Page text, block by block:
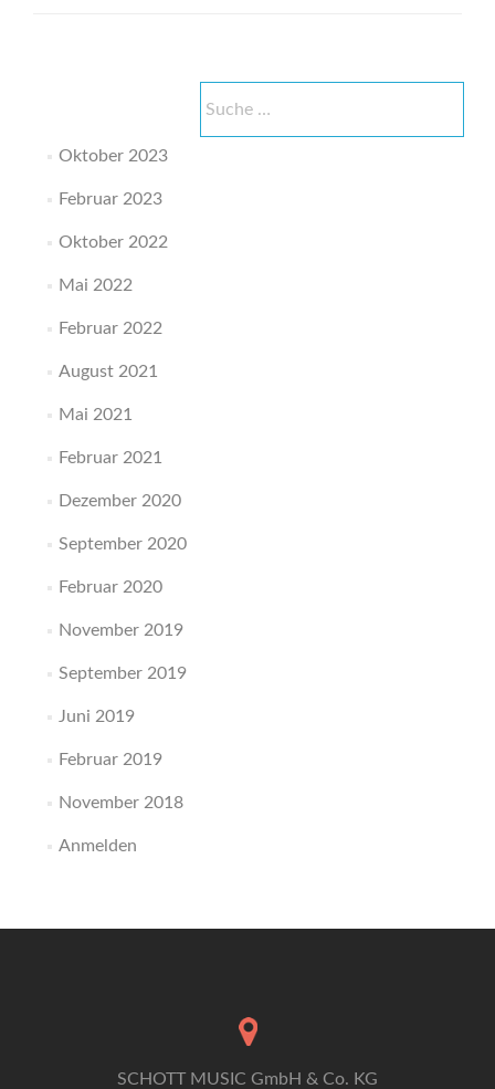
nach:
Oktober 2023
Februar 2023
Oktober 2022
Mai 2022
Februar 2022
August 2021
Mai 2021
Februar 2021
Dezember 2020
September 2020
Februar 2020
November 2019
September 2019
Juni 2019
Februar 2019
November 2018
Anmelden
SCHOTT MUSIC GmbH & Co. KG